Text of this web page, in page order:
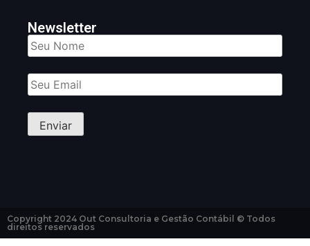
Newsletter
Copyright 2024 Out Consultoria e Gestão Contábil © Todos
direitos reservados